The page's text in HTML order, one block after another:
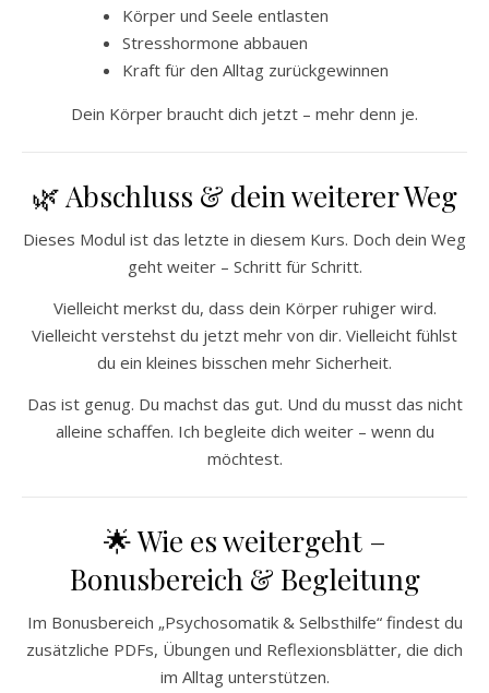
Körper und Seele entlasten
Stresshormone abbauen
Kraft für den Alltag zurückgewinnen
Dein Körper braucht dich jetzt – mehr denn je.
🌿 Abschluss & dein weiterer Weg
Dieses Modul ist das letzte in diesem Kurs. Doch dein Weg
geht weiter – Schritt für Schritt.
Vielleicht merkst du, dass dein Körper ruhiger wird.
Vielleicht verstehst du jetzt mehr von dir. Vielleicht fühlst
du ein kleines bisschen mehr Sicherheit.
Das ist genug. Du machst das gut. Und du musst das nicht
alleine schaffen. Ich begleite dich weiter – wenn du
möchtest.
🌟 Wie es weitergeht –
Bonusbereich & Begleitung
Im Bonusbereich „Psychosomatik & Selbsthilfe“ findest du
zusätzliche PDFs, Übungen und Reflexionsblätter, die dich
im Alltag unterstützen.